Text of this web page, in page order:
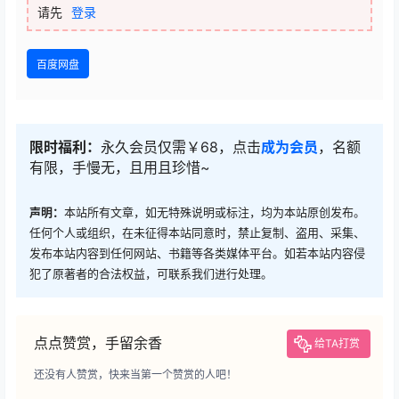
请先 登录
百度网盘
限时福利： 永久会员仅需￥68，点击成为会员，名额
有限，手慢无，且用且珍惜~
声明： 本站所有文章，如无特殊说明或标注，均为本站原创发布。
任何个人或组织，在未征得本站同意时，禁止复制、盗用、采集、
发布本站内容到任何网站、书籍等各类媒体平台。如若本站内容侵
犯了原著者的合法权益，可联系我们进行处理。
点点赞赏，手留余香 给TA打赏
还没有人赞赏，快来当第一个赞赏的人吧！